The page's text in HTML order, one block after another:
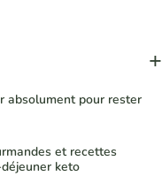
absolument pour rester
et recettes
keto